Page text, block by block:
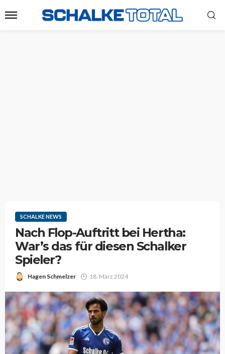
SCHALKE NEWS
Nach Flop-Auftritt bei Hertha:
War’s das für diesen Schalker
Spieler?
Hagen Schmelzer 18. März 2024